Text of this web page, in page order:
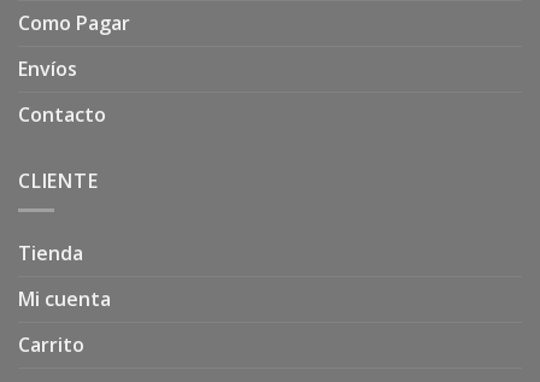
Como Pagar
Envíos
Contacto
CLIENTE
Tienda
Mi cuenta
Carrito